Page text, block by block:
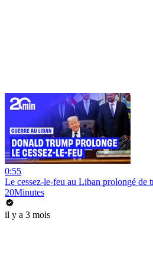
0:55
Le cessez-le-feu au Liban prolongé de
20Minutes
il y a 3 mois